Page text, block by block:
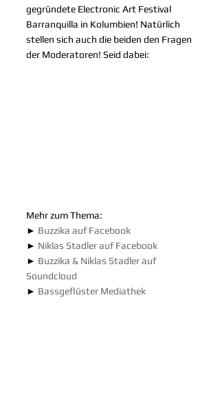
gegründete Electronic Art Festival
Barranquilla in Kolumbien! Natürlich
stellen sich auch die beiden den Fragen
der Moderatoren! Seid dabei:
Mehr zum Thema:
► Buzzika auf Facebook
► Niklas Stadler auf Facebook
► Buzzika & Niklas Stadler auf
Soundcloud
► Bassgeflüster Mediathek